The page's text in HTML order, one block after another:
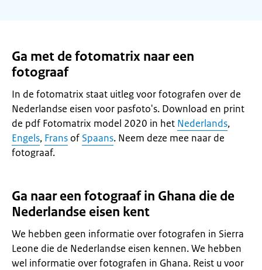
Ga met de fotomatrix naar een
fotograaf
In de fotomatrix staat uitleg voor fotografen over de
Nederlandse eisen voor pasfoto's. Download en print
de pdf Fotomatrix model 2020 in het Nederlands,
Engels, Frans of Spaans. Neem deze mee naar de
fotograaf.
Ga naar een fotograaf in Ghana die de
Nederlandse eisen kent
We hebben geen informatie over fotografen in Sierra
Leone die de Nederlandse eisen kennen. We hebben
wel informatie over fotografen in Ghana. Reist u voor